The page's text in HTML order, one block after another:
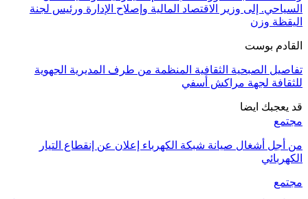
السياحي. إلى وزير الاقتصاد المالية وإصلاح الإدارة ورئيس لجنة
اليقظة وزن
القادم بوست
تفاصيل الصبحية الثقافية المنظمة من طرف المديرية الجهوية
للثقافة لجهة مراكش أسفي
قد يعجبك ايضا
مجتمع
من أجل أشغال صيانة شبكة الكهرباء إعلان عن إنقطاع التيار
الكهربائي
مجتمع